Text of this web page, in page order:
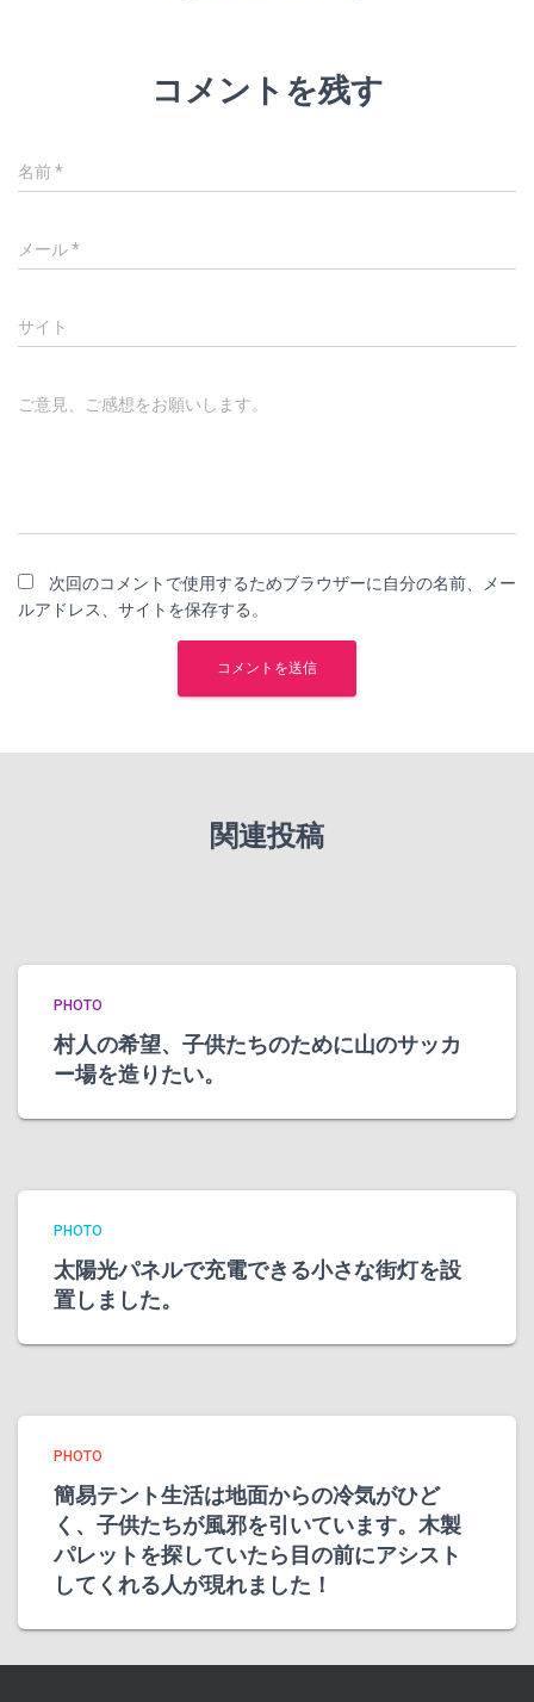
コメントを残す
名前*
メール*
サイト
ご意見、ご感想をお願いします。
次回のコメントで使用するためブラウザーに自分の名前、メー
ルアドレス、サイトを保存する。
関連投稿
PHOTO
村人の希望、子供たちのために山のサッカ
ー場を造りたい。
PHOTO
太陽光パネルで充電できる小さな街灯を設
置しました。
PHOTO
簡易テント生活は地面からの冷気がひど
く、子供たちが風邪を引いています。木製
パレットを探していたら目の前にアシスト
してくれる人が現れました！